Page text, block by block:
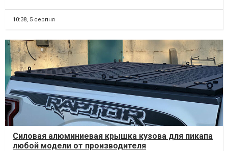
10:38, 5 серпня
Силовая алюминиевая крышка кузова для пикапа
любой модели от производителя